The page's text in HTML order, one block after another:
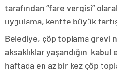
tarafından “fare vergisi”
uygulama, kentte büyük
Belediye, çöp toplama grevi
aksaklıklar yaşandığını
haftada en az bir kez çöp